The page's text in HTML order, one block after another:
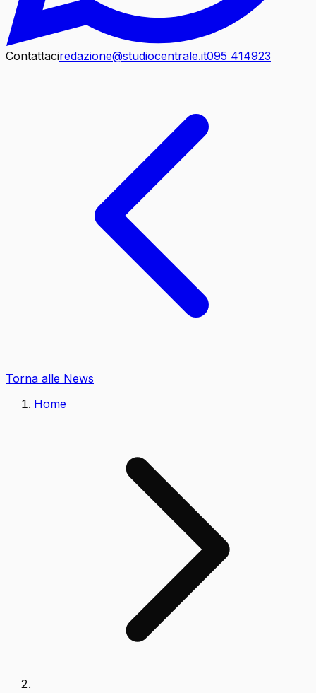
Contattaciredazione@studiocentrale.it095 414923
Torna alle News
Home